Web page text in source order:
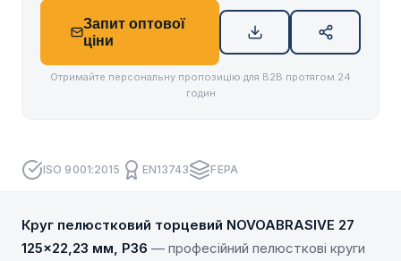
Запит оптової
ціни
Отримайте персональну пропозицію для B2B протягом 24
годин
ISO 9001:2015 EN13743 FEPA
Круг пелюстковий торцевий NOVOABRASIVE 27
125×22,23 мм, P36 — професійний пелюсткові круги